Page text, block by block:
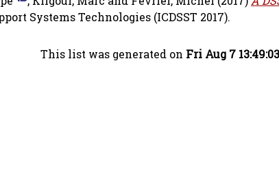
Systems Technologies (ICDSST 2017).
This list was generated on Fri Aug 7